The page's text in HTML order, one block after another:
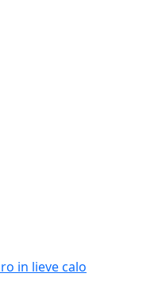
in lieve calo